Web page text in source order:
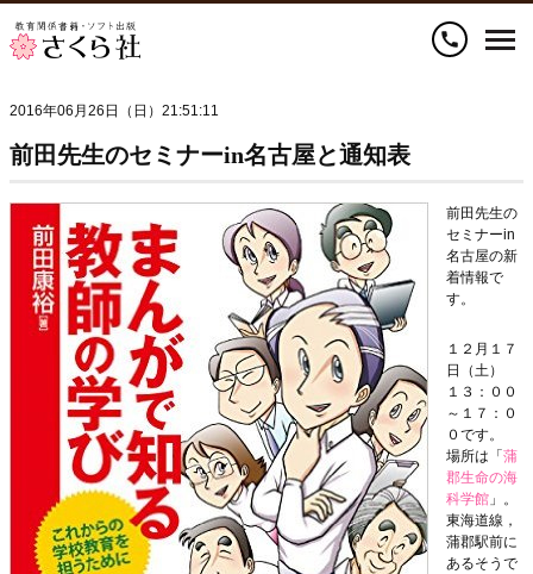
call
2016年06月26日（日）21:51:11
前田先生のセミナーin名古屋と通知表
前田先生の
セミナーin
名古屋の新
着情報で
す。
１２月１７
日（土）
１３：００
～１７：０
０です。
場所は「 蒲
郡生命の海
科学館 」。
東海道線，
蒲郡駅前に
あるそうで